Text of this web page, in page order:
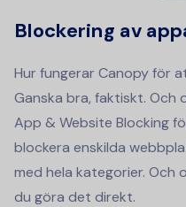
Blockering av
Hur fungerar Canopy för
Ganska bra, faktiskt. Och
App & Website Blocking
blockera enskilda
med hela kategorier. Och
du göra det direkt.